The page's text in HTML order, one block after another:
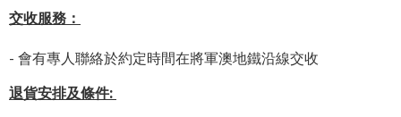
交收服務：
- 會有專人聯絡於約定時間在將軍澳地鐵沿線交收
退貨安排及條件: